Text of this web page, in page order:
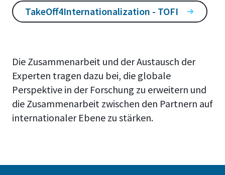
TakeOff4Internationalization - TOFI
Die Zusammenarbeit und der Austausch der
Experten tragen dazu bei, die globale
Perspektive in der Forschung zu erweitern und
die Zusammenarbeit zwischen den Partnern auf
internationaler Ebene zu stärken.